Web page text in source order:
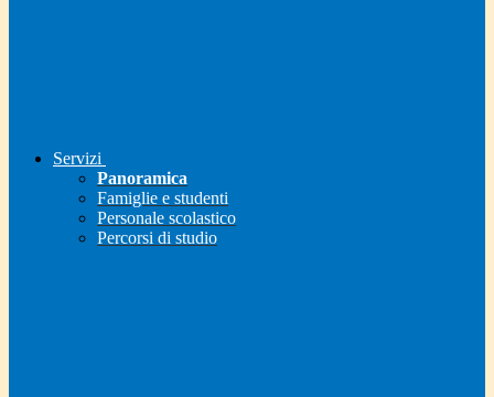
Servizi
Panoramica
Famiglie e studenti
Personale scolastico
Percorsi di studio